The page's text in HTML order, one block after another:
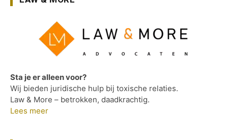
Sta je er alleen voor?
Wij bieden juridische hulp bij toxische relaties.
Law & More – betrokken, daadkrachtig.
Lees meer